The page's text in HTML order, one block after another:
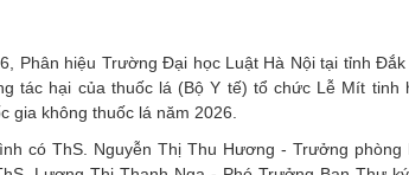
Phân hiệu Trường Đại học Luật Hà Nội tại tỉnh
tác hại của thuốc lá (Bộ Y tế) tổ chức Lễ Mít
gia không thuốc lá năm 2026.
có ThS. Nguyễn Thị Thu Hương - Trưởng phòng